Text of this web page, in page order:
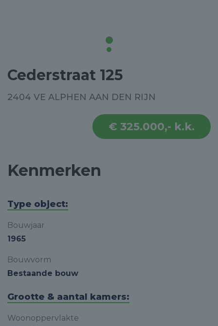
Cederstraat 125
2404 VE ALPHEN AAN DEN RIJN
€ 325.000,- k.k.
Kenmerken
Type object:
Bouwjaar
1965
Bouwvorm
Bestaande bouw
Grootte & aantal kamers:
Woonoppervlakte